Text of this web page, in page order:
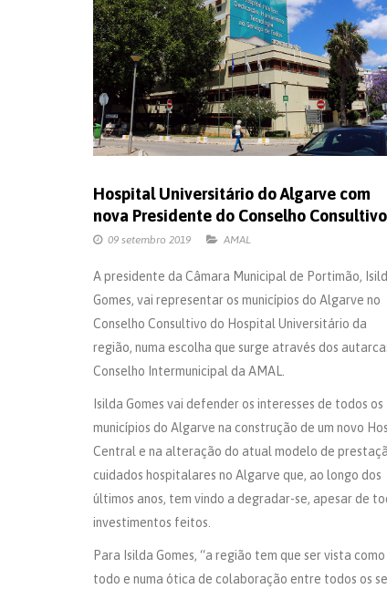
Hospital Universitário do Algarve com
nova Presidente do Conselho Consultivo
09 setembro 2019 AMAL
A presidente da Câmara Municipal de Portimão,
Gomes, vai representar os municípios do Algarve no
Conselho Consultivo do Hospital Universitário da
região, numa escolha que surge através dos
Conselho Intermunicipal da AMAL.
Isilda Gomes vai defender os interesses de todos os
municípios do Algarve na construção de um novo
Central e na alteração do atual modelo de
cuidados hospitalares no Algarve que, ao longo dos
últimos anos, tem vindo a degradar-se, apesar de
investimentos feitos.
Para Isilda Gomes, “a região tem que ser vista como
todo e numa ótica de colaboração entre todos os